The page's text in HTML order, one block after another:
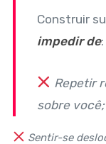
Construir
impedir de:
Repetir
sobre você;
Sentir-se